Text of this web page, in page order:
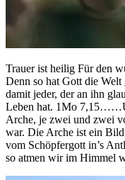
Trauer ist heilig Für den
Denn so hat Gott die Welt
damit jeder, der an ihn
Leben hat. 1Mo
Arche, je zwei und zwei
war. Die Arche ist ein
vom Schöpfergott in’s
so atmen wir im Himmel